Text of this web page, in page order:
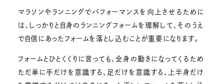
マラソンやランニングでパフォーマンスを向上させるために
は、しっかりと自身のランニングフォームを理解して、そのうえ
で自信にあったフォームを落とし込むことが重要になります。
フォームとひとくくりに言っても、全身の動きになってくるため
ただ単に手だけを意識する、足だけを意識する、上半身だけ